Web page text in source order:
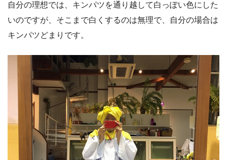
自分の理想では、キンパツを通り越して白っぽい色にした
いのですが、そこまで白くするのは無理で、自分の場合は
キンパツどまりです。